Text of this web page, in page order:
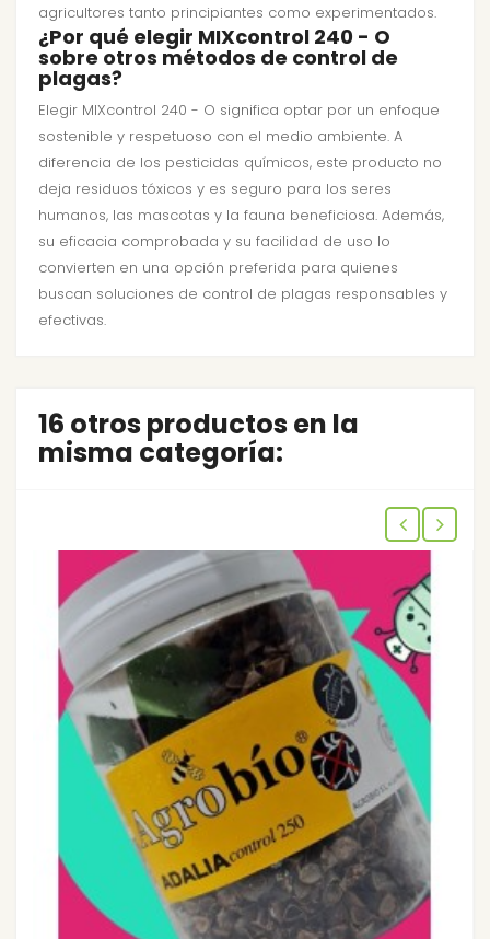
agricultores tanto principiantes como experimentados.
¿Por qué elegir MIXcontrol 240 - O
sobre otros métodos de control de
plagas?
Elegir MIXcontrol 240 - O significa optar por un enfoque
sostenible y respetuoso con el medio ambiente. A
diferencia de los pesticidas químicos, este producto no
deja residuos tóxicos y es seguro para los seres
humanos, las mascotas y la fauna beneficiosa. Además,
su eficacia comprobada y su facilidad de uso lo
convierten en una opción preferida para quienes
buscan soluciones de control de plagas responsables y
efectivas.
16 otros productos en la
misma categoría: